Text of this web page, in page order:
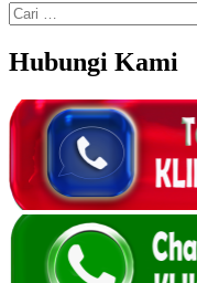
Cari
untuk:
Hubungi Kami